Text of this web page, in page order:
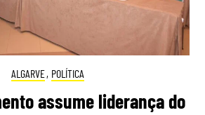
ALGARVE, POLÍTICA
assume liderança do